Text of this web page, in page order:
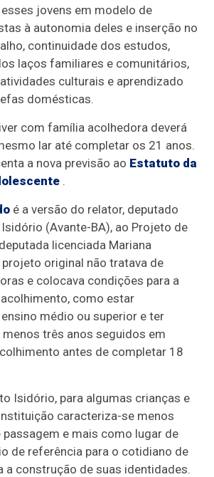
jovens em modelo de
à autonomia deles e inserção no
continuidade dos estudos,
laços familiares e comunitários,
culturais e aprendizado
domésticas.
com família acolhedora deverá
lar até completar os 21 anos.
a nova previsão ao Estatuto da
.
é a versão do relator, deputado
(Avante-BA), ao Projeto de
licenciada Mariana
projeto original não tratava de
e colocava condições para a
como estar
médio ou superior e ter
três anos seguidos em
antes de completar 18
Isidório, para algumas crianças e
caracteriza-se menos
e mais como lugar de
de referência para o cotidiano de
a construção de suas identidades.